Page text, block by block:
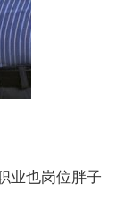
业也岗位胖子